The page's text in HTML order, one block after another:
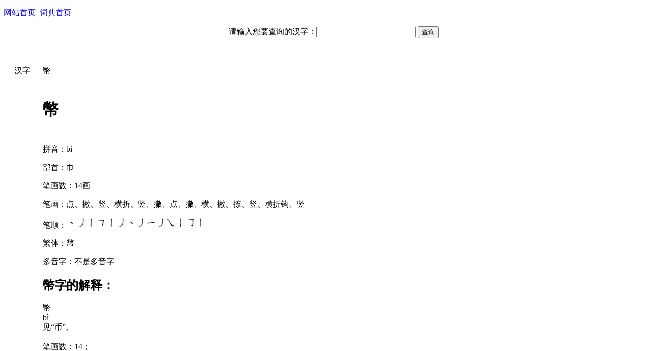
网站首页 词典首页
请输入您要查询的汉字：
汉字 幣
幣
拼音 ：bì
部首 ：巾
笔画数 ：14画
笔画 ：点、撇、竖、横折、竖、撇、点、撇、横、撇、捺、竖、横折钩、竖
笔顺 ：
繁体 ：幣
多音字 ：不是多音字
幣字的解释：
幣
bì
见“币”。
笔画数：14；